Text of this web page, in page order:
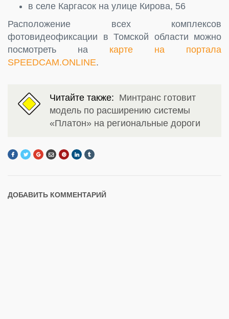
в селе Каргасок на улице Кирова, 56
Расположение всех комплексов
фотовидеофиксации в Томской области можно
посмотреть на карте на портала
SPEEDCAM.ONLINE.
Читайте также: Минтранс готовит
модель по расширению системы
«Платон» на региональные дороги
ДОБАВИТЬ КОММЕНТАРИЙ